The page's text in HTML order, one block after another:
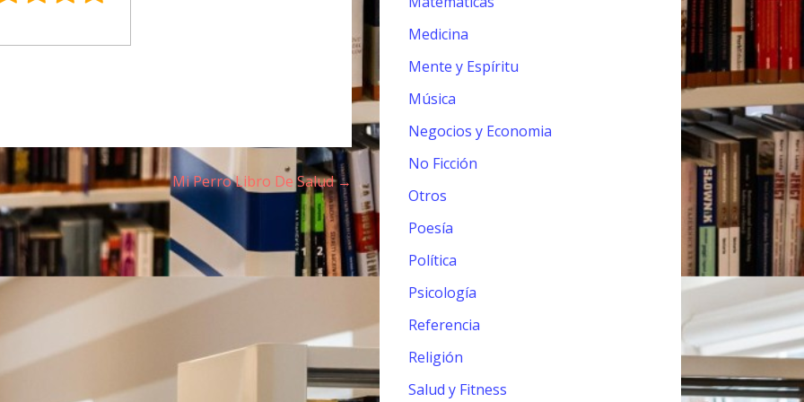
Mi Perro Libro De Salud →
Medicina
Mente y Espíritu
Música
Negocios y Economia
No Ficción
Otros
Poesía
Política
Psicología
Referencia
Religión
Salud y Fitness